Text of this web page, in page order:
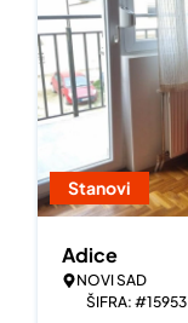
Stanovi
Adice
NOVI SAD
ŠIFRA: #15953